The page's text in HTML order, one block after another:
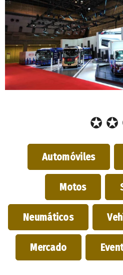
✪ ✪
Automóviles
Motos
Neumáticos
Mercado